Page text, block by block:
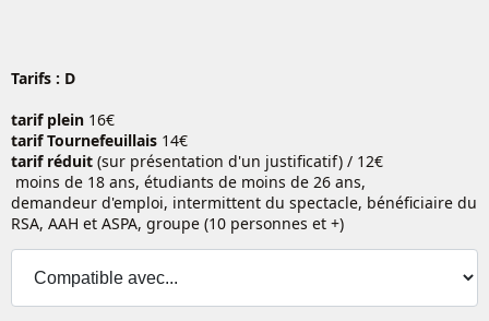
Tarifs : D
tarif plein16€
tarif Tournefeuillais 14€
tarif réduit(sur présentation d'un justificatif) / 12€
moins de 18 ans, étudiants de moins de 26 ans,
demandeur d'emploi, intermittent du spectacle, bénéficiaire du
RSA, AAH et ASPA, groupe (10 personnes et +)